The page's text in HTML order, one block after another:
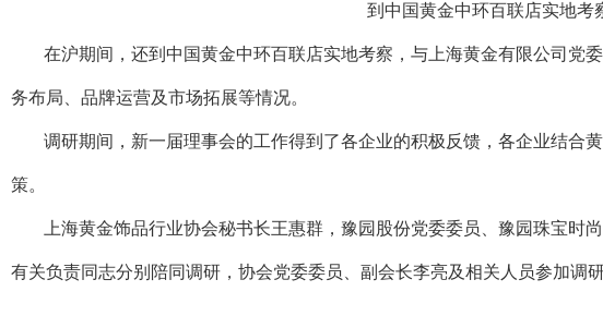
到中国黄金中环百联店实地考
在沪期间，还到中国黄金中环百联店实地考察，与上海黄金有限公司党
务布局、品牌运营及市场拓展等情况。
调研期间，新一届理事会的工作得到了各企业的积极反馈，各企业结合
策。
上海黄金饰品行业协会秘书长王惠群，豫园股份党委委员、豫园珠宝时
有关负责同志分别陪同调研，协会党委委员、副会长李亮及相关人员参加调